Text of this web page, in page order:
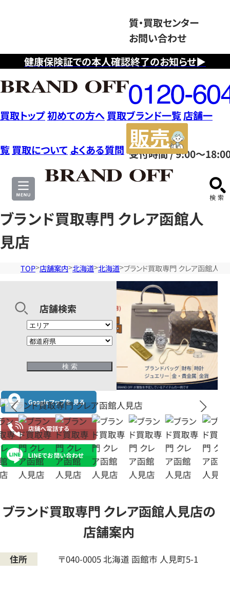
健康保険証での本人確認終了のお知らせ▶
質・買取センター
お問い合わせ
フ
リ
ー
ダ
イ
ヤ
ル
0120604117
受付時間 / 9:00～
買取トップ初めての方へ 買取ブランド一覧店舗一
覧 買取について よくある質問
サ
ブランド買取専門 クレア函館人
見店
TOP 店舗案内 北海道 北海道 ブランド買取専門 クレア函館人見
店舗検索
ブランド買取専門 クレア函館人見店の
店舗案内
住所 〒040-0005北海道 函館市 人見町5-1